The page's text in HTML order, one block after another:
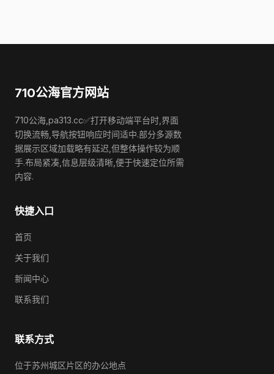
710公海官方网站
710公海,pa313.cc✅打开移动端平台时,界面
切换流畅,导航按钮响应时间适中.部分多源数
据展示区域加载略有延迟,但整体操作较为顺
手.布局紧凑,信息层级清晰,便于快速定位所需
内容.
快捷入口
首页
关于我们
新闻中心
联系我们
联系方式
位于苏州城区片区的办公地点